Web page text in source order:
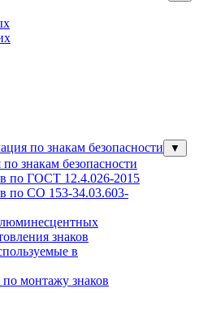
по знакам безопасности ▼
знакам безопасности
по ГОСТ 12.4.026-2015
по СО 153-34.03.603-
знаков
в
монтажу знаков